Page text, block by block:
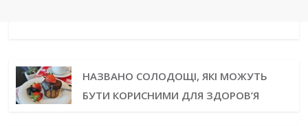
НАЗВАНО СОЛОДОЩІ, ЯКІ МОЖУТЬ
БУТИ КОРИСНИМИ ДЛЯ ЗДОРОВ’Я